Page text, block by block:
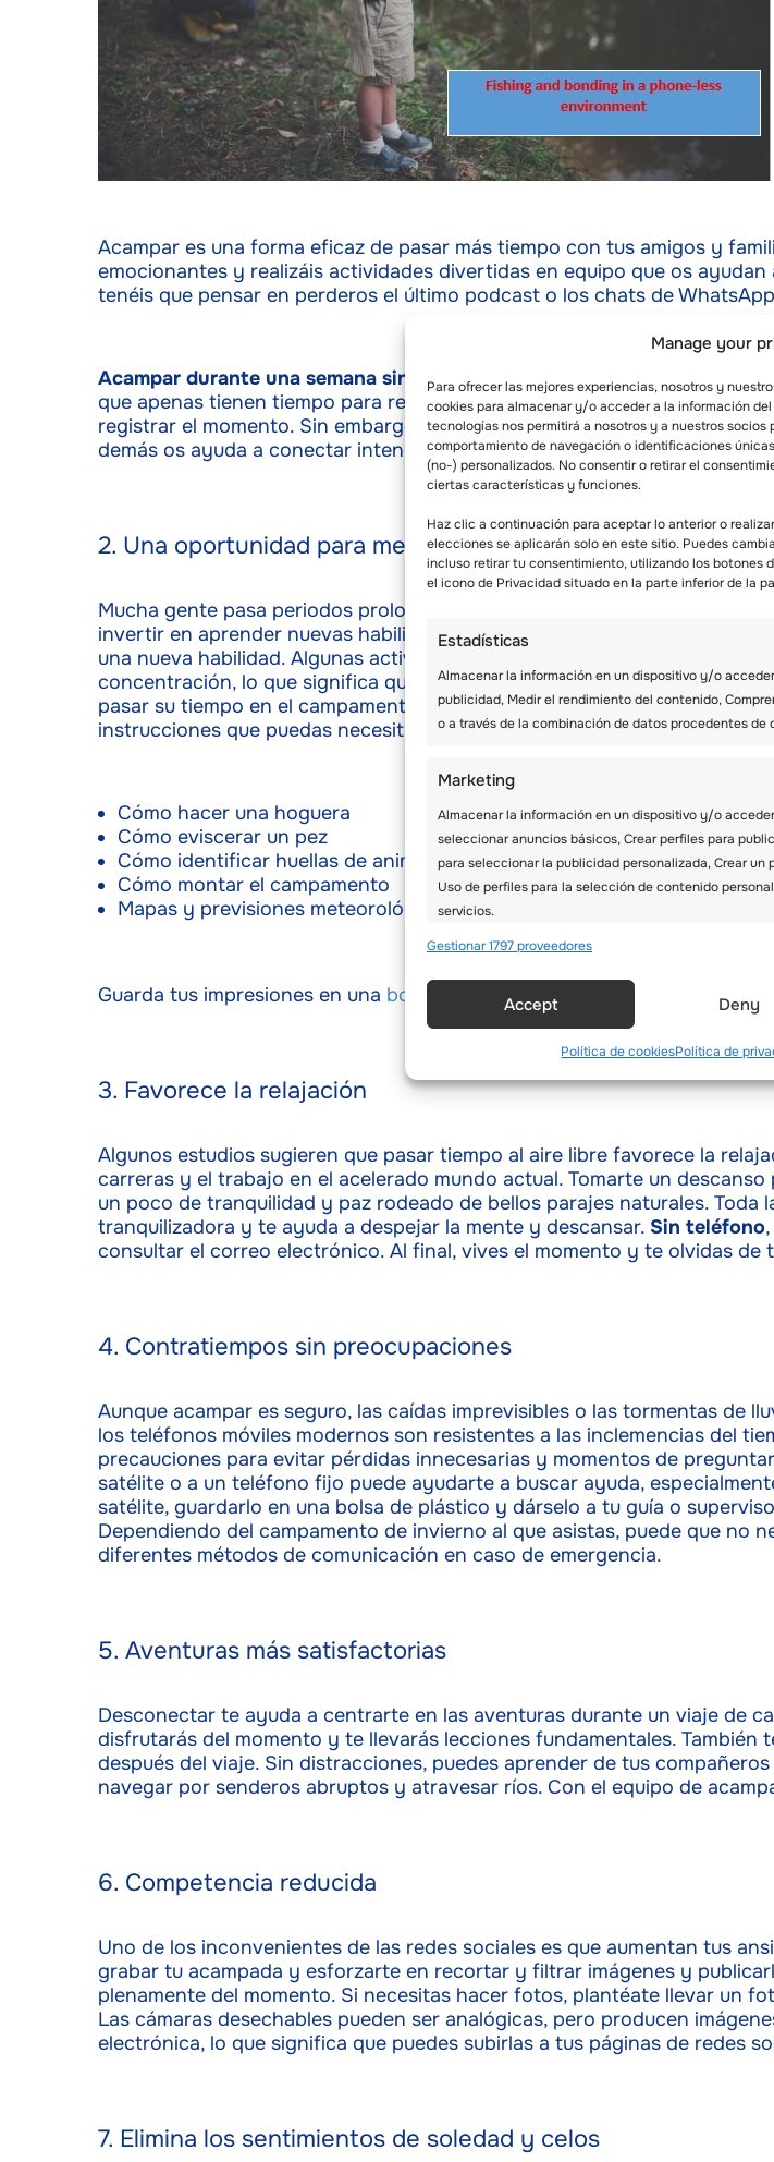
Manage your
Para ofrecer las mejores experiencias, nosotros y
cookies para almacenar y/o acceder a la información
tecnologías nos permitirá a nosotros y a nuestros socios
comportamiento de navegación o identificaciones
(no-) personalizados. No consentir o retirar el
ciertas características y funciones.
Haz clic a continuación para aceptar lo anterior o
elecciones se aplicarán solo en este sitio. Puedes
incluso retirar tu consentimiento, utilizando los botones
el icono de Privacidad situado en la parte inferior de la
Estadísticas
Almacenar la información en un dispositivo y/o
publicidad, Medir el rendimiento del contenido,
o a través de la combinación de datos procedentes de
Marketing
Almacenar la información en un dispositivo y/o
seleccionar anuncios básicos, Crear perfiles para
para seleccionar la publicidad personalizada, Crear
Uso de perfiles para la selección de contenido
servicios.
Cotejo y combinación de datos procedentes de otras
Vincular diferentes dispositivos, Identificación de
información transmitida de forma automática.
Garantizar la seguridad, evitar y detectar
fallos, Ofrecer y presentar publicidad y
comunicar las preferencias de privacidad.
Gestionar 1797 proveedores
Accept Deny
Política de cookiesPolítica de
Acampar es una forma eficaz de pasar más tiempo con tus amigos y
emocionantes y realizáis actividades divertidas en equipo que os
tenéis que pensar en perderos el último podcast o los chats de
Acampar durante una semana sin teléfonoes fundamental, sobre todo
que apenas tienen tiempo para relajarse y ponerse al día. Los teléfonos
registrar el momento. Sin embargo, sentarse alrededor de la hoguera
demás os ayuda a conectar intencionadamente.
2. Una oportunidad para mejorar tus habilidades
Mucha gente pasa periodos prolongados al teléfono haciendo cosas
invertir en aprender nuevas habilidades. Debes sentir pasión por las
una nueva habilidad. Algunas actividades, como la caza y la pesca, son
concentración, lo que significa que se ejecutan mejor sin distracciones.
pasar su tiempo en el campamento de invierno aprendiendo unos de
instrucciones que puedas necesitar, como:
Cómo hacer una hoguera
Cómo eviscerar un pez
Cómo identificar huellas de animales
Cómo montar el campamento
Mapas y previsiones meteorológicas para todos los días de tu viaje de
Guarda tus impresiones en una bolsa Ziploc antes de empaquetarlas
3. Favorece la relajación
Algunos estudios sugieren que pasar tiempo al aire libre favorece la
carreras y el trabajo en el acelerado mundo actual. Tomarte un
un poco de tranquilidad y paz rodeado de bellos parajes naturales.
tranquilizadora y te ayuda a despejar la mente y descansar. Sin teléfono
consultar el correo electrónico. Al final, vives el momento y te olvidas
4. Contratiempos sin preocupaciones
Aunque acampar es seguro, las caídas imprevisibles o las tormentas de
los teléfonos móviles modernos son resistentes a las inclemencias del
precauciones para evitar pérdidas innecesarias y momentos de
satélite o a un teléfono fijo puede ayudarte a buscar ayuda,
satélite, guardarlo en una bolsa de plástico y dárselo a tu guía o
Dependiendo del campamento de invierno al que asistas, puede que no
diferentes métodos de comunicación en caso de emergencia.
5. Aventuras más satisfactorias
Desconectar te ayuda a centrarte en las aventuras durante un viaje de
disfrutarás del momento y te llevarás lecciones fundamentales.
después del viaje. Sin distracciones, puedes aprender de tus
navegar por senderos abruptos y atravesar ríos. Con el equipo de
6. Competencia reducida
Uno de los inconvenientes de las redes sociales es que aumentan tus
grabar tu acampada y esforzarte en recortar y filtrar imágenes y
plenamente del momento. Si necesitas hacer fotos, plantéate llevar un
Las cámaras desechables pueden ser analógicas, pero producen
electrónica, lo que significa que puedes subirlas a tus páginas de redes
7. Elimina los sentimientos de soledad y celos